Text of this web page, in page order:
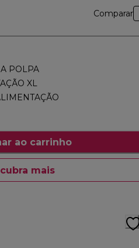
Comparar
POLPA
XL
ao carrinho
mais